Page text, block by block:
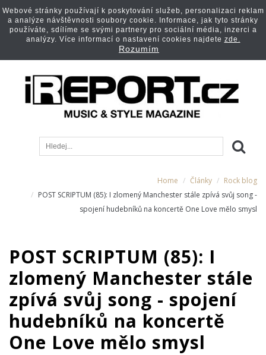
Home Články
Rock blog
POST SCRIPTUM (85): I zlomený Manchester stále zpívá svůj song -
spojení hudebníků na koncertě One Love mělo smysl
POST SCRIPTUM (85): I
zlomený Manchester stále
zpívá svůj song - spojení
hudebníků na koncertě
One Love mělo smysl
Webové stránky používají k poskytování služeb, personalizaci reklam
a analýze návštěvnosti soubory cookie. Informace, jak tyto stránky
používáte, sdílíme se svými partnery pro sociální média, inzerci a
analýzy. Více informací o nastavení cookies najdete zde.
Rozumím